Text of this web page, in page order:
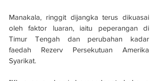
Manakala, ringgit dijangka terus dikuasai
oleh faktor luaran, iaitu peperangan di
Timur Tengah dan perubahan kadar
faedah Rezerv Persekutuan Amerika
Syarikat.